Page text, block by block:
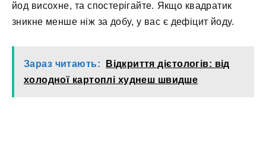
йод висохне, та спостерігайте. Якщо квадратик
зникне менше ніж за добу, у вас є дефіцит йоду.
Зараз читають:
Відкриття дієтологів: від
холодної картоплі худнеш швидше